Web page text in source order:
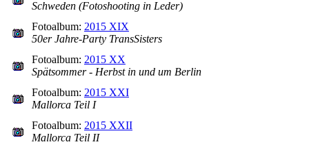
Schweden (Fotoshooting in Leder)
Fotoalbum: 2015 XIX
50er Jahre-Party TransSisters
Fotoalbum: 2015 XX
Spätsommer - Herbst in und um Berlin
Fotoalbum: 2015 XXI
Mallorca Teil I
Fotoalbum: 2015 XXII
Mallorca Teil II